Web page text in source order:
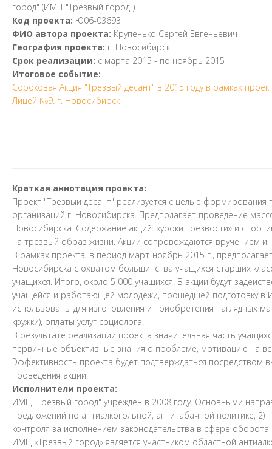
город" (ИМЦ "Трезвый город")
Код проекта: Ю06-03693
ФИО автора проекта: Крупенько Сергей Евгеньевич
География проекта: г. Новосибирск
Срок реализации: с марта 2015 - по ноябрь 2015
Итоговое событие:
Сороковая Акция "Трезвый десант" в 2015 году в рамках
Лицей №9. г. Новосибирск
Краткая аннотация проекта:
Проект "Трезвый десант" реализуется с целью
организаций г. Новосибирска. Предполагает проведение
Новосибирска. Содержание акций: «уроки трезвости» и
на трезвый образ жизни. Акции сопровождаются вручением
В рамках проекта, в период март-ноябрь 2015 г.,
Новосибирска с охватом большинства учащихся старших
учащихся. Итого, около 5 000 учащихся. В акции будут
учащейся и работающей молодежи, прошедшей подготовку в
использованы для изготовления и приобретения наглядных
кружки), оплаты услуг социолога.
В результате реализации проекта значительная часть
первичные объективные знания о проблеме, мотивацию на
Эффективность проекта будет подтверждаться
проведения акции.
Исполнители проекта:
ИМЦ "Трезвый город" учрежден в 2008 году. Основными
предложений по антиалкогольной, антитабачной политике,
контроля за исполнением законодательства в сфере
ИМЦ «Трезвый город» является участником областной